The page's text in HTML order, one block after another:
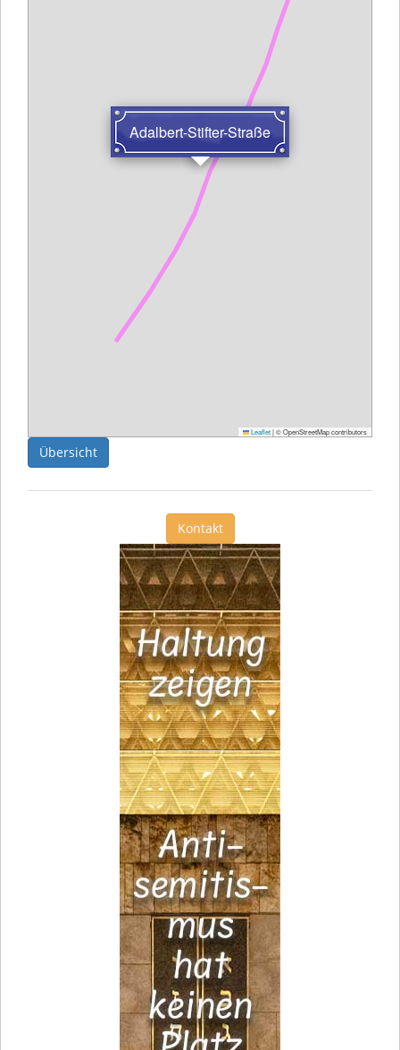
Adalbert-Stifter-Straße
Leaflet|© OpenStreetMap contributors
Übersicht
Kontakt